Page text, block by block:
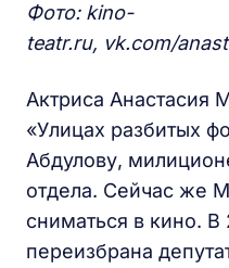
Фото: kino-
teatr.ru, vk.com/
Актриса Анастасия
«Улицах разбитых
Абдулову,
отдела. Сейчас же
сниматься в кино. В
переизбрана